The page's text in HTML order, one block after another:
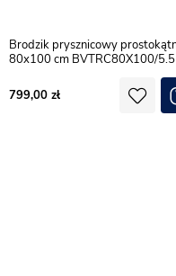
Brodzik prysznicowy prostokątny
80x100 cm BVTRC80X100/5.5
799,00